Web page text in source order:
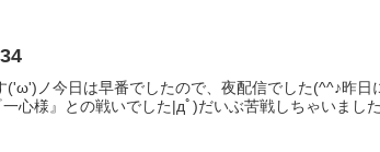
('ω')ノ今日は夜配信『Lies of P』にお付き合いいただ